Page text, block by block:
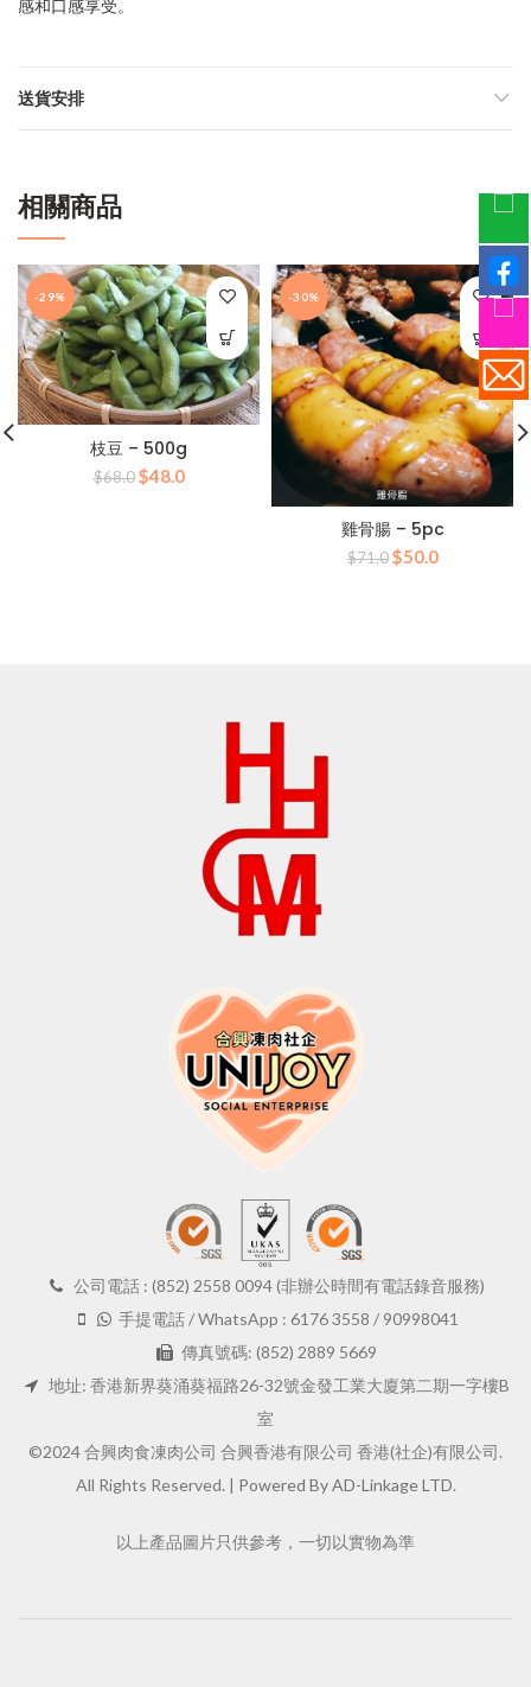
感和口感享受。
送貨安排
相關商品
-29%
枝豆 – 500g
$68.0 原
$48.0目
-30%
雞骨腸 – 5pc
$71.0 原
$50.0目
公司電話 : (852) 2558 0094 (非辦公時間有電話錄音服務)
手提電話 / WhatsApp : 6176 3558 / 90998041
傳真號碼: (852) 2889 5669
地址: 香港新界葵涌葵福路26-32號金發工業大廈第二期一字樓B
室
©2024 合興肉食凍肉公司 合興香港有限公司 香港(社企)有限公司.
All Rights Reserved. | Powered By AD-Linkage LTD.
以上產品圖片只供參考，一切以實物為準